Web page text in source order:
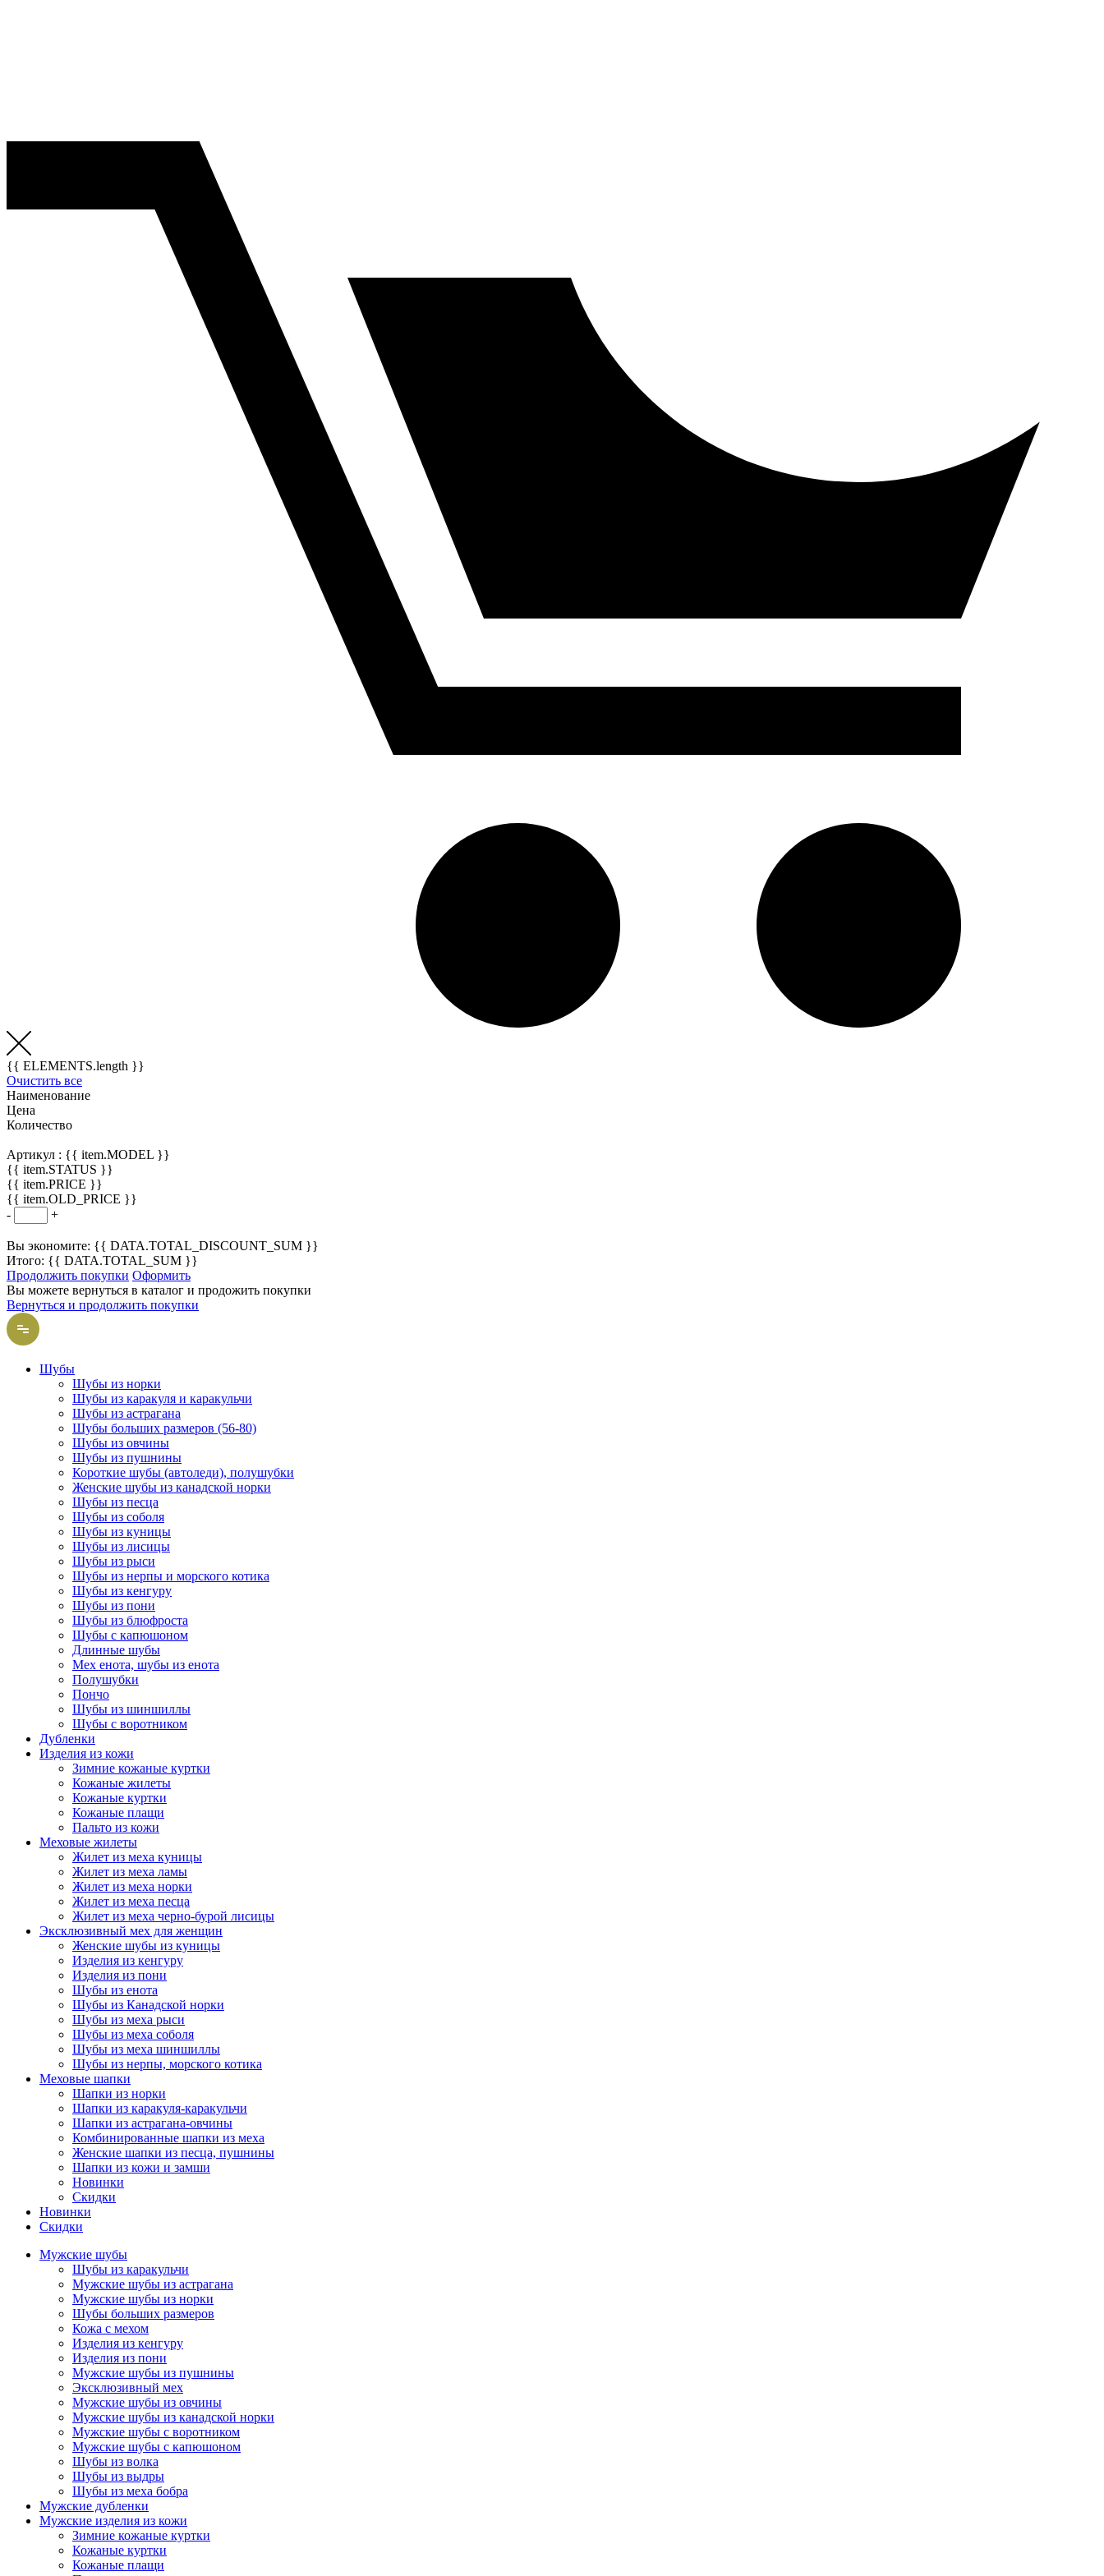
{{ ELEMENTS.length }}
Очистить все
Наименование
Цена
Количество
Артикул : {{ item.MODEL }}
{{ item.STATUS }}
{{ item.PRICE }}
{{ item.OLD_PRICE }}
-
+
Вы экономите: {{ DATA.TOTAL_DISCOUNT_SUM }}
Итого: {{ DATA.TOTAL_SUM }}
Продолжить покупки Оформить
Вы можете вернуться в каталог и продожить покупки
Вернуться и продолжить покупки
Шубы
Шубы из норки
Шубы из каракуля и каракульчи
Шубы из астрагана
Шубы больших размеров (56-80)
Шубы из овчины
Шубы из пушнины
Короткие шубы (автоледи), полушубки
Женские шубы из канадской норки
Шубы из песца
Шубы из соболя
Шубы из куницы
Шубы из лисицы
Шубы из рыси
Шубы из нерпы и морского котика
Шубы из кенгуру
Шубы из пони
Шубы из блюфроста
Шубы с капюшоном
Длинные шубы
Мех енота, шубы из енота
Полушубки
Пончо
Шубы из шиншиллы
Шубы с воротником
Дубленки
Изделия из кожи
Зимние кожаные куртки
Кожаные жилеты
Кожаные куртки
Кожаные плащи
Пальто из кожи
Меховые жилеты
Жилет из меха куницы
Жилет из меха ламы
Жилет из меха норки
Жилет из меха песца
Жилет из меха черно-бурой лисицы
Эксклюзивный мех для женщин
Женские шубы из куницы
Изделия из кенгуру
Изделия из пони
Шубы из енота
Шубы из Канадской норки
Шубы из меха рыси
Шубы из меха соболя
Шубы из меха шиншиллы
Шубы из нерпы, морского котика
Меховые шапки
Шапки из норки
Шапки из каракуля-каракульчи
Шапки из астрагана-овчины
Комбинированные шапки из меха
Женские шапки из песца, пушнины
Шапки из кожи и замши
Новинки
Скидки
Новинки
Скидки
Мужские шубы
Шубы из каракульчи
Мужские шубы из астрагана
Мужские шубы из норки
Шубы больших размеров
Кожа с мехом
Изделия из кенгуру
Изделия из пони
Мужские шубы из пушнины
Эксклюзивный мех
Мужские шубы из овчины
Мужские шубы из канадской норки
Мужские шубы с воротником
Мужские шубы с капюшоном
Шубы из волка
Шубы из выдры
Шубы из меха бобра
Мужские дубленки
Мужские изделия из кожи
Зимние кожаные куртки
Кожаные куртки
Кожаные плащи